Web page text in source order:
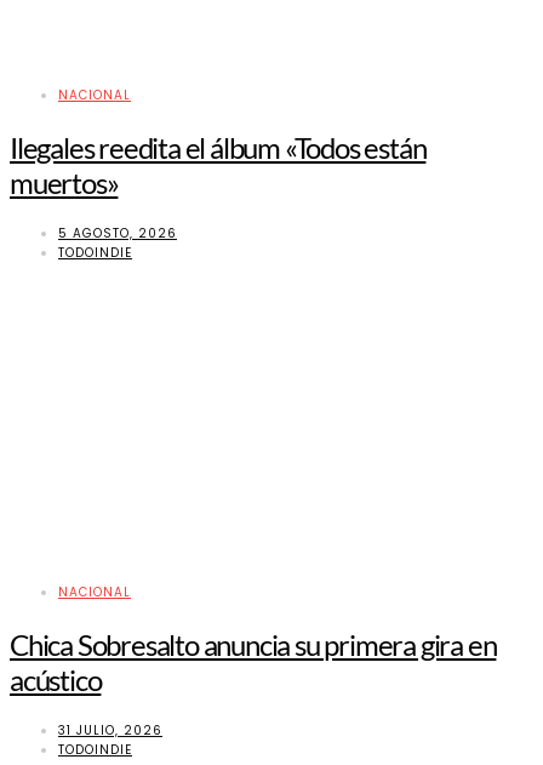
NACIONAL
Ilegales reedita el álbum «Todos están
muertos»
5 AGOSTO, 2026
TODOINDIE
NACIONAL
Chica Sobresalto anuncia su primera gira en
acústico
31 JULIO, 2026
TODOINDIE